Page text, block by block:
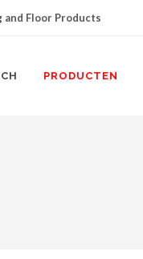
and Floor Products
PRODUCTEN